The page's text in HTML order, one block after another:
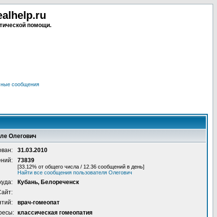
помощи.
сообщения
Олегович
31.03.2010
73839
[33.12% от общего числа / 12.36 сообщений в день]
Найти все сообщения пользователя Олегович
Кубань, Белореченск
врач-гомеопат
классическая гомеопатия